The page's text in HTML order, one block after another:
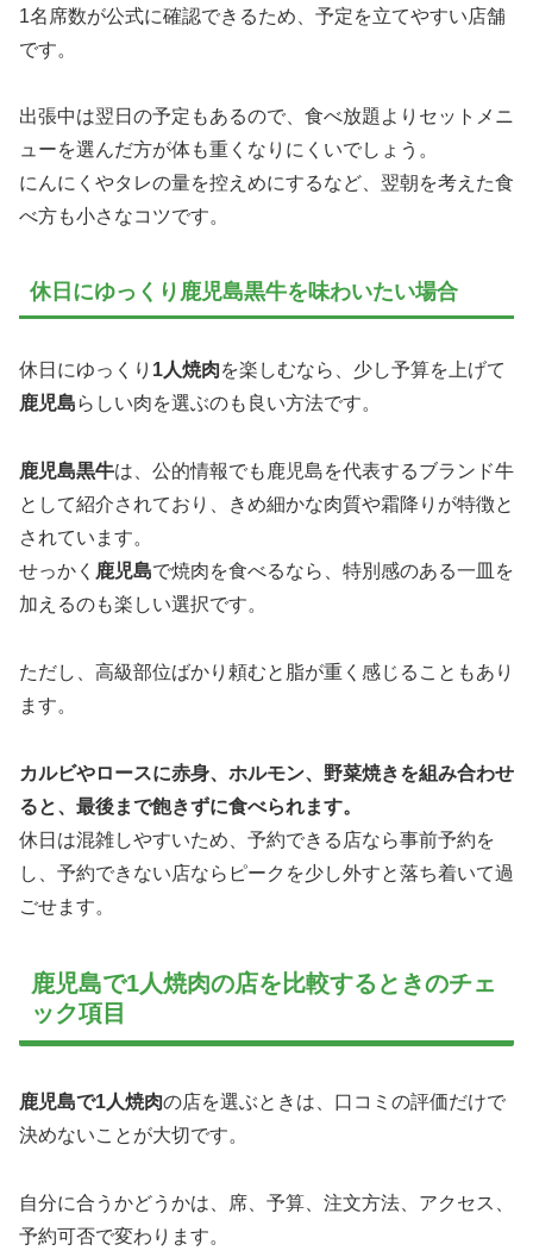
1名席数が公式に確認できるため、予定を立てやすい店舗
です。
出張中は翌日の予定もあるので、食べ放題よりセットメニ
ューを選んだ方が体も重くなりにくいでしょう。
にんにくやタレの量を控えめにするなど、翌朝を考えた食
べ方も小さなコツです。
休日にゆっくり鹿児島黒牛を味わいたい場合
休日にゆっくり 1人焼肉を楽しむなら、少し予算を上げて
鹿児島らしい肉を選ぶのも良い方法です。
鹿児島黒牛は、公的情報でも鹿児島を代表するブランド牛
として紹介されており、きめ細かな肉質や霜降りが特徴と
されています。
せっかく 鹿児島で焼肉を食べるなら、特別感のある一皿を
加えるのも楽しい選択です。
ただし、高級部位ばかり頼むと脂が重く感じることもあり
ます。
カルビやロースに赤身、ホルモン、野菜焼きを組み合わせ
ると、最後まで飽きずに食べられます。
休日は混雑しやすいため、予約できる店なら事前予約を
し、予約できない店ならピークを少し外すと落ち着いて過
ごせます。
鹿児島で1人焼肉の店を比較するときのチェ
ック項目
鹿児島で1人焼肉の店を選ぶときは、口コミの評価だけで
決めないことが大切です。
自分に合うかどうかは、席、予算、注文方法、アクセス、
予約可否で変わります。